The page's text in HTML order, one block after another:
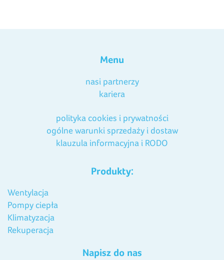
Menu
nasi partnerzy
kariera
polityka cookies i prywatności
ogólne warunki sprzedaży i dostaw
klauzula informacyjna i RODO
Produkty:
Wentylacja
Pompy ciepła
Klimatyzacja
Rekuperacja
Napisz do nas